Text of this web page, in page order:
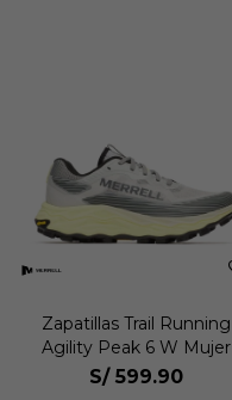
Zapatillas Trail Running
Agility Peak 6 W Mujer
S/ 599.90